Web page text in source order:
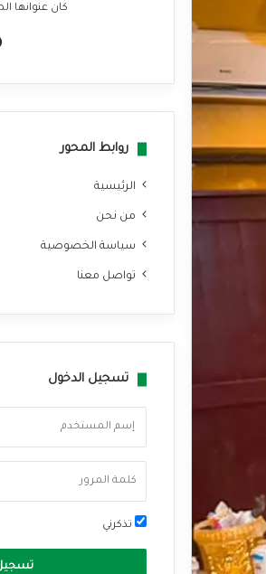
كان عنوانها
روابط المحور
الرئيسية
من نحن
سياسة الخصوصية
تواصل معنا
تسجيل الدخول
تذكرني